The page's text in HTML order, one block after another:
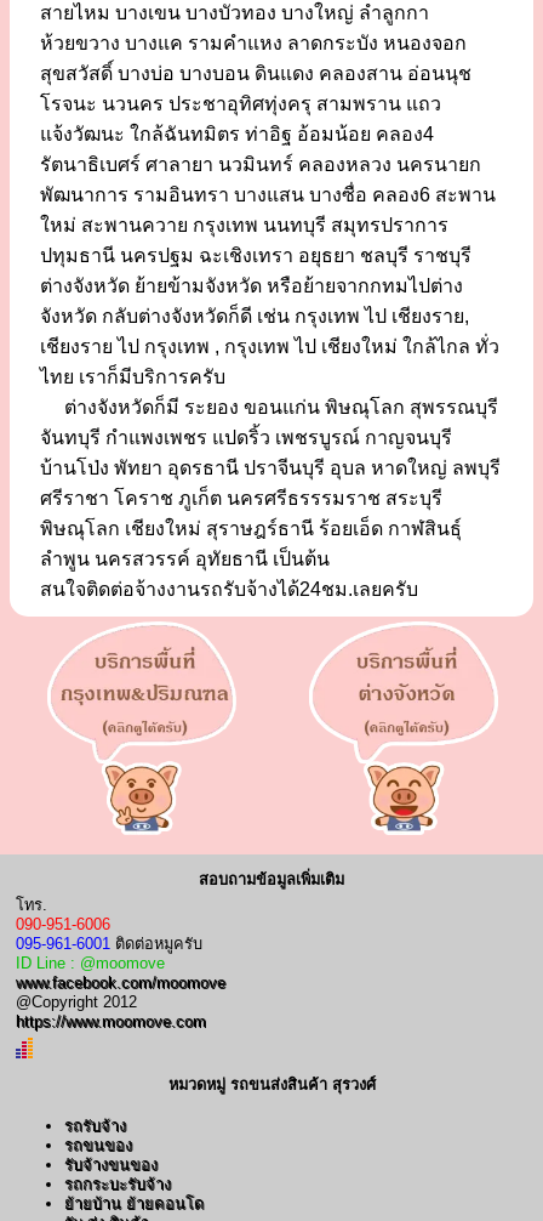
สายไหม บางเขน บางบัวทอง บางใหญ่ ลำลูกกา
ห้วยขวาง บางแค รามคำแหง ลาดกระบัง หนองจอก
สุขสวัสดิ์ บางบ่อ บางบอน ดินแดง คลองสาน อ่อนนุช
โรจนะ นวนคร ประชาอุทิศทุ่งครุ สามพราน แถว
แจ้งวัฒนะ ใกล้ฉันทมิตร ท่าอิฐ อ้อมน้อย คลอง4
รัตนาธิเบศร์ ศาลายา นวมินทร์ คลองหลวง นครนายก
พัฒนาการ รามอินทรา บางแสน บางซื่อ คลอง6 สะพาน
ใหม่ สะพานควาย กรุงเทพ นนทบุรี สมุทรปราการ
ปทุมธานี นครปฐม ฉะเชิงเทรา อยุธยา ชลบุรี ราชบุรี
ต่างจังหวัด ย้ายข้ามจังหวัด หรือย้ายจากกทมไปต่าง
จังหวัด กลับต่างจังหวัดก็ดี เช่น กรุงเทพ ไป เชียงราย,
เชียงราย ไป กรุงเทพ , กรุงเทพ ไป เชียงใหม่ ใกล้ไกล ทั่ว
ไทย เราก็มีบริการครับ
ต่างจังหวัดก็มี ระยอง ขอนแก่น พิษณุโลก สุพรรณบุรี
จันทบุรี กำแพงเพชร แปดริ้ว เพชรบูรณ์ กาญจนบุรี
บ้านโป่ง พัทยา อุดรธานี ปราจีนบุรี อุบล หาดใหญ่ ลพบุรี
ศรีราชา โคราช ภูเก็ต นครศรีธรรรมราช สระบุรี
พิษณุโลก เชียงใหม่ สุราษฎร์ธานี ร้อยเอ็ด กาฬสินธุ์
ลำพูน นครสวรรค์ อุทัยธานี เป็นต้น
สนใจติดต่อจ้างงานรถรับจ้างได้24ชม.เลยครับ
สอบถามข้อมูลเพิ่มเติม
โทร.
090-951-6006
095-961-6001 ติดต่อหมูครับ
ID Line : @moomove
www.facebook.com/moomove
@Copyright 2012
https://www.moomove.com
หมวดหมู่ รถขนส่งสินค้า สุรวงศ์
รถรับจ้าง
รถขนของ
รับจ้างขนของ
รถกระบะรับจ้าง
ย้ายบ้าน ย้ายคอนโด